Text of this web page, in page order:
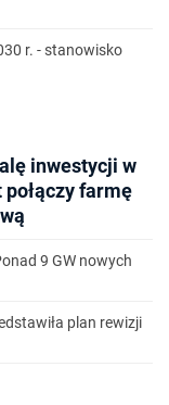
r. - stanowisko
inwestycji w
połączy farmę
9 GW nowych
plan rewizji